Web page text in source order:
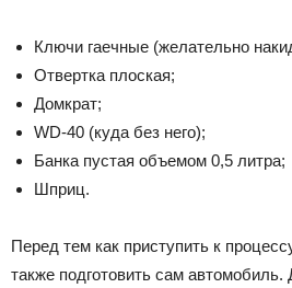
Ключи гаечные (желательно
Отвертка плоская;
Домкрат;
WD-40 (куда без него);
Банка пустая объемом 0,5 литра;
Шприц.
Перед тем как приступить к
также подготовить сам автомобиль.